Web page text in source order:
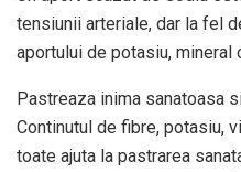
tensiunii arteriale, dar la fel
aportului de potasiu, mineral
Pastreaza inima sanatoasa
Continutul de fibre, potasiu,
toate ajuta la pastrarea